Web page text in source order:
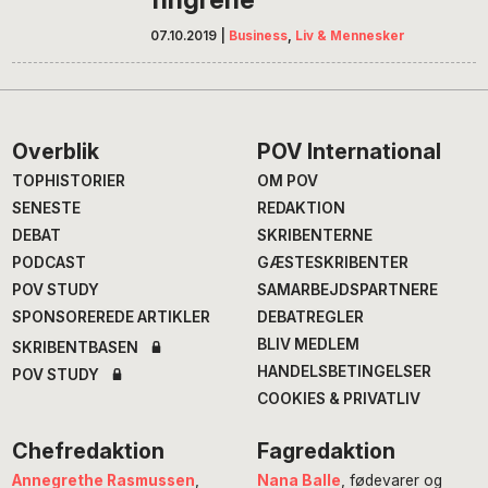
07.10.2019 Business, Liv & Mennesker
Footer
Overblik
TOPHISTORIER
SENESTE
DEBAT
PODCAST
POV STUDY
SPONSOREREDE ARTIKLER
SKRIBENTBASEN
POV STUDY
POV International
OM POV
REDAKTION
SKRIBENTERNE
GÆSTESKRIBENTER
SAMARBEJDSPARTNERE
DEBATREGLER
BLIV MEDLEM
HANDELSBETINGELSER
COOKIES & PRIVATLIV
Chefredaktion
Annegrethe Rasmussen,
Fagredaktion
Nana Balle, fødevarer og